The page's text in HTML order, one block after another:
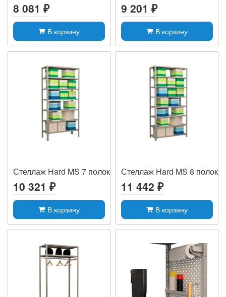
8 081 ₽
В корзину
9 201 ₽
В корзину
Стеллаж Hard MS 7 полок
10 321 ₽
В корзину
Стеллаж Hard MS 8 полок
11 442 ₽
В корзину